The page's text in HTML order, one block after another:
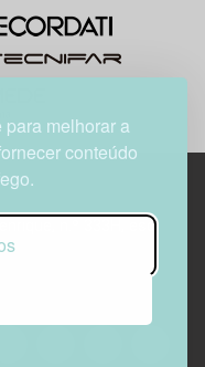
melhorar a
conteúdo
n.º 333H, esc.